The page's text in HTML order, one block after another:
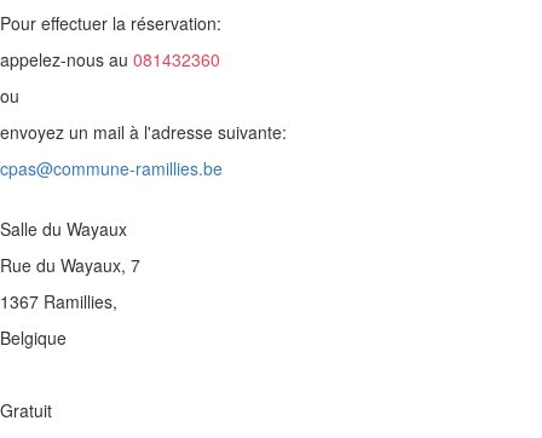
Pour effectuer la réservation:
appelez-nous au 081432360
ou
envoyez un mail à l'adresse suivante:
cpas@commune-ramillies.be
Salle du Wayaux
Rue du Wayaux, 7
1367 Ramillies,
Belgique
Gratuit